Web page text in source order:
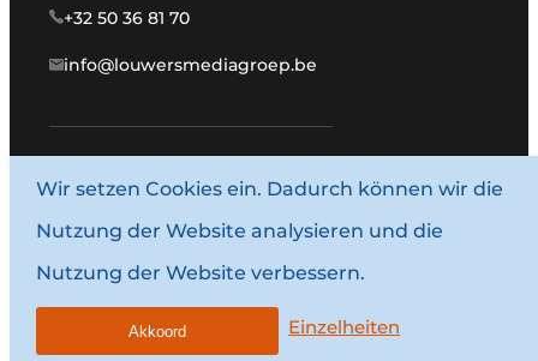
+32 50 36 81 70
info@louwersmediagroep.be
www.louwersmediagroep.com
© 1987–2026 Louwersmediagroep.
Allgemeine Bedingungen und Konditionen
Wir setzen Cookies ein. Dadurch können wir die
Nutzung der Website analysieren und die
Nutzung der Website verbessern.
Einzelheiten
Akkoord